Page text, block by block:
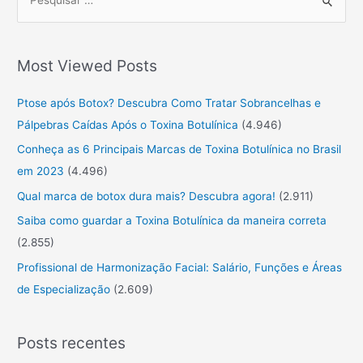
r
c
r
:
Most Viewed Posts
Ptose após Botox? Descubra Como Tratar Sobrancelhas e
Pálpebras Caídas Após o Toxina Botulínica (4.946)
Conheça as 6 Principais Marcas de Toxina Botulínica no Brasil
em 2023 (4.496)
Qual marca de botox dura mais? Descubra agora! (2.911)
Saiba como guardar a Toxina Botulínica da maneira correta
(2.855)
Profissional de Harmonização Facial: Salário, Funções e Áreas
de Especialização (2.609)
Posts recentes